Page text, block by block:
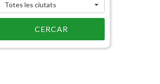
Totes les ciutats
CERCAR